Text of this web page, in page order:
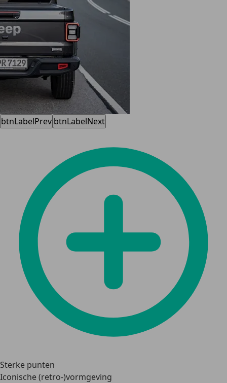
btnLabelPrev btnLabelNext
Sterke punten
Iconische (retro-)vormgeving